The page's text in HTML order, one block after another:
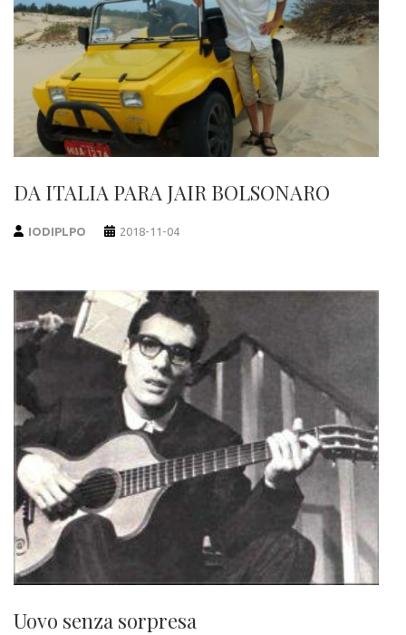
DA ITALIA PARA JAIR BOLSONARO
IODIPLPO 2018-11-04
Uovo senza sorpresa